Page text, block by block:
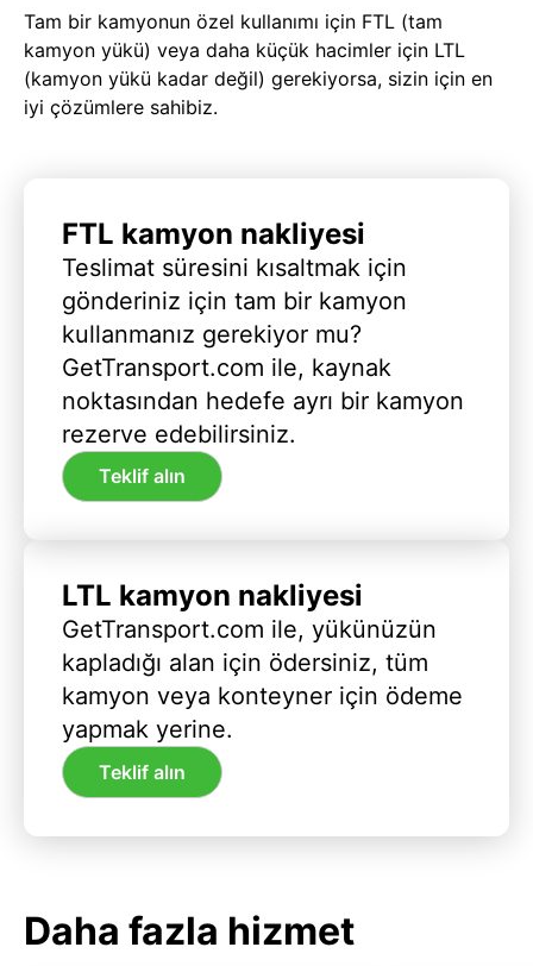
Tam bir kamyonun özel kullanımı için FTL (tam
kamyon yükü) veya daha küçük hacimler için LTL
(kamyon yükü kadar değil) gerekiyorsa, sizin için en
iyi çözümlere sahibiz.
FTL kamyon nakliyesi
Teslimat süresini kısaltmak için
gönderiniz için tam bir kamyon
kullanmanız gerekiyor mu?
GetTransport.com ile, kaynak
noktasından hedefe ayrı bir kamyon
rezerve edebilirsiniz.
Teklif alın
LTL kamyon nakliyesi
GetTransport.com ile, yükünüzün
kapladığı alan için ödersiniz, tüm
kamyon veya konteyner için ödeme
yapmak yerine.
Teklif alın
Daha fazla hizmet